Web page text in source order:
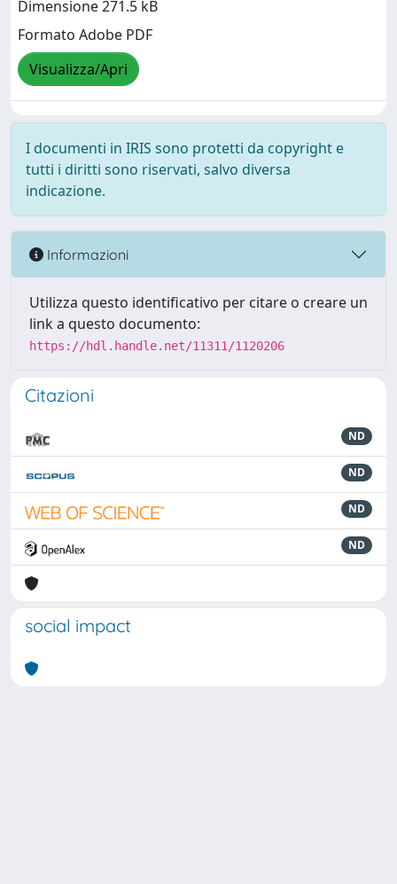
Dimensione 271.5 kB
Formato Adobe PDF
Visualizza/Apri
I documenti in IRIS sono protetti da copyright e
tutti i diritti sono riservati, salvo diversa
indicazione.
Informazioni
Utilizza questo identificativo per citare o creare un
link a questo documento:
https://hdl.handle.net/11311/1120206
Citazioni
ND
ND
ND
ND
social impact